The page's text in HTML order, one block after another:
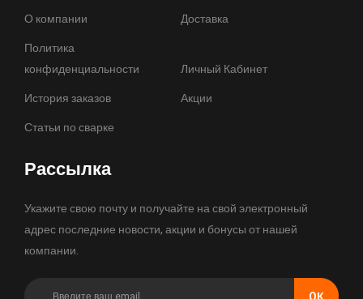
О компании
Доставка
Политика
конфиденциальности
Личный Кабинет
История заказов
Акции
Статьи по сварке
Рассылка
Укажите свою почту и получайте на свой электронный
адрес последние новости, акции и бонусы от нашей
компании.